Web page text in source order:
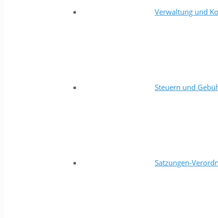
Verwaltung und
Steuern und
Satzungen-